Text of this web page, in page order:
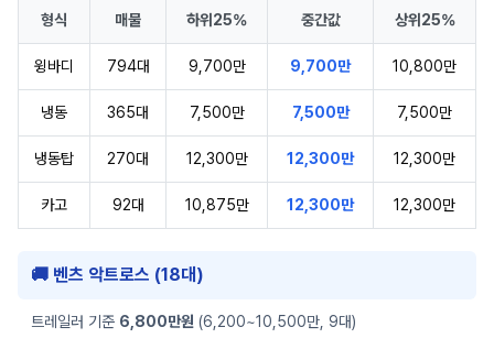
형식 매물 하위25% 중간값 상위25%
윙바디 794대 9,700만 9,700만 10,800만
냉동 365대 7,500만 7,500만 7,500만
냉동탑 270대 12,300만 12,300만 12,300만
카고 92대 10,875만 12,300만 12,300만
🚚 벤츠 악트로스 (18대)
트레일러 기준 6,800만원 (6,200~10,500만, 9대)